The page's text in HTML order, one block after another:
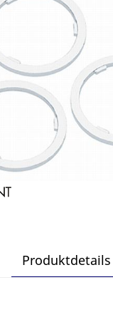
Produktdetails